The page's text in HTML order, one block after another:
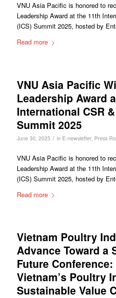
VNU Asia Pacific is honored to
Leadership Award at the 11th
(ICS) Summit 2025, hosted by
Read more
VNU Asia Pacific
Leadership Award
International CSR
Summit 2025
June 30, 2025 / in E-newsletter, Press
VNU Asia Pacific is honored to
Leadership Award at the 11th
(ICS) Summit 2025, hosted by
Read more
Vietnam Poultry
Advance Toward a
Future
Vietnam’s Poultry
Sustainable Value